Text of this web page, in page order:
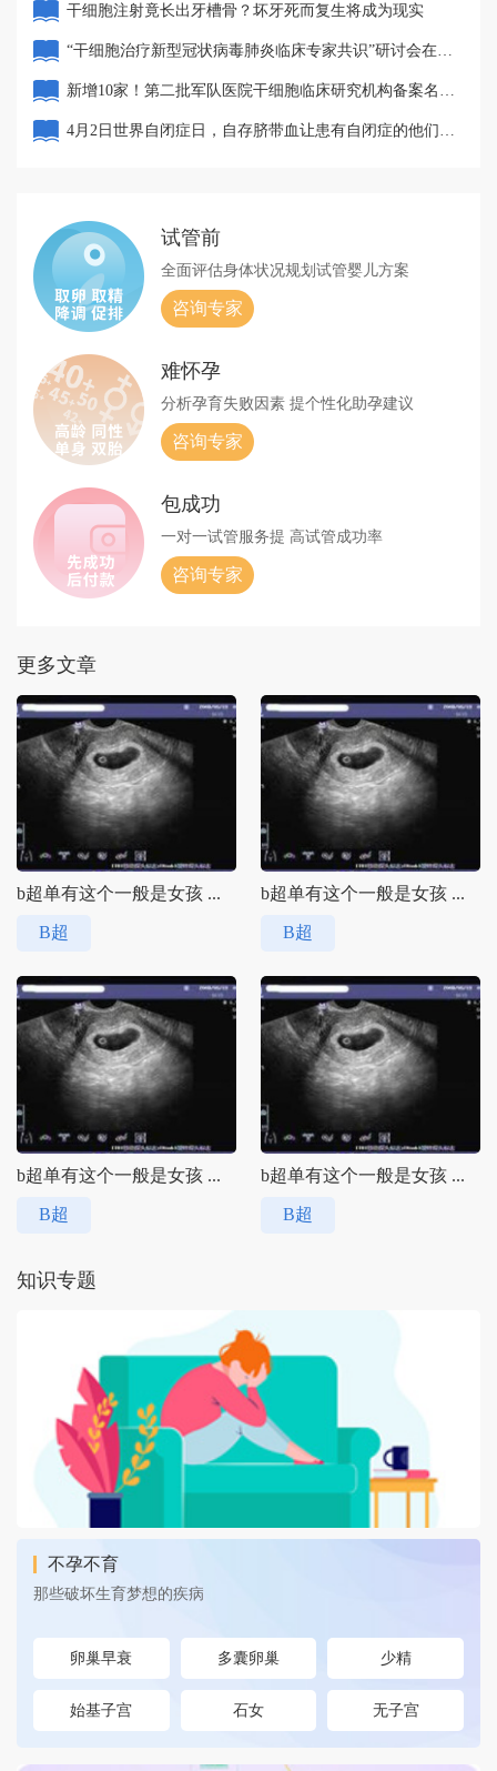
合征（ARDS）
干细胞注射竟长出牙槽骨？坏牙死而复生将成为现实
“干细胞治疗新型冠状病毒肺炎临床专家共识”研讨会在北
京举行
新增10家！第二批军队医院干细胞临床研究机构备案名单
公布
4月2日世界自闭症日，自存脐带血让患有自闭症的他们重
试管前
全面评估身体状况规划试管婴儿方案
咨询专家
难怀孕
分析孕育失败因素 提个性化助孕建议
咨询专家
包成功
一对一试管服务提 高试管成功率
咨询专家
更多文章
b超单有这个一般是女孩 ...
B超
b超单有这个一般是女孩 ...
B超
b超单有这个一般是女孩 ...
B超
b超单有这个一般是女孩 ...
B超
知识专题
不孕不育
那些破坏生育梦想的疾病
卵巢早衰 多囊卵巢 少精
始基子宫 石女 无子宫